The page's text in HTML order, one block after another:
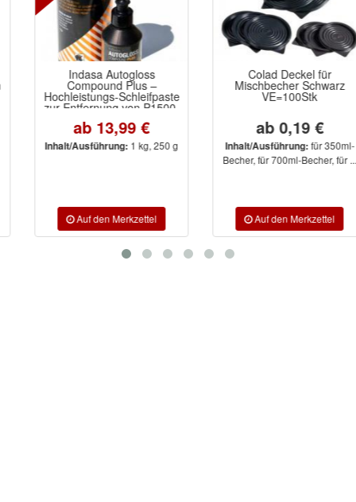
Indasa Autogloss
Compound Plus –
Hochleistungs-Schleifpaste
zur Entfernung von P1500-
Schliff in nur einem Schritt.
Silikonfrei, trocken
anwendbar, für alle
Klarlacke & Oberflächen
ab 13,99 €
Inhalt/Ausführung:1 kg, 250 g
Colad Deckel für
Mischbecher Schwarz
VE=100Stk
ab 0,19 €
Inhalt/Ausführung:für 350ml-
Becher, für 700ml-Becher, für ...